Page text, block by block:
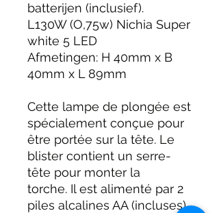
batterijen (inclusief).
L130W (O,75w) Nichia Super
white 5 LED
Afmetingen: H 40mm x B
40mm x L 89mm
Cette lampe de plongée est
spécialement conçue pour
être portée sur la tête. Le
blister contient un serre-
tête pour monter la
torche. Il est alimenté par 2
piles alcalines AA (incluses).